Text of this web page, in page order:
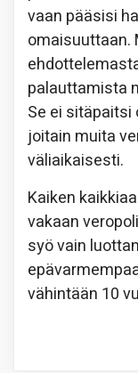
vaan pääsisi
omaisuuttaan.
palauttamista
Se ei
joitain muita
väliaikaisesti.
Kaiken
vakaan
syö vain
vähintään 10